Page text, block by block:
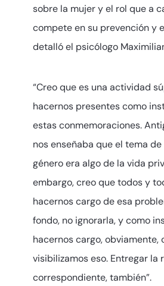
sobre la mujer y el rol que a
compete en su prevención y
detalló el psicólogo
“Creo que es una actividad
hacernos presentes como
estas conmemoraciones.
nos enseñaba que el tema
género era algo de la vida
embargo, creo que todos y
hacernos cargo de esa
fondo, no ignorarla, y como
hacernos cargo, obviamente,
visibilizamos eso. Entregar la
correspondiente, también”.